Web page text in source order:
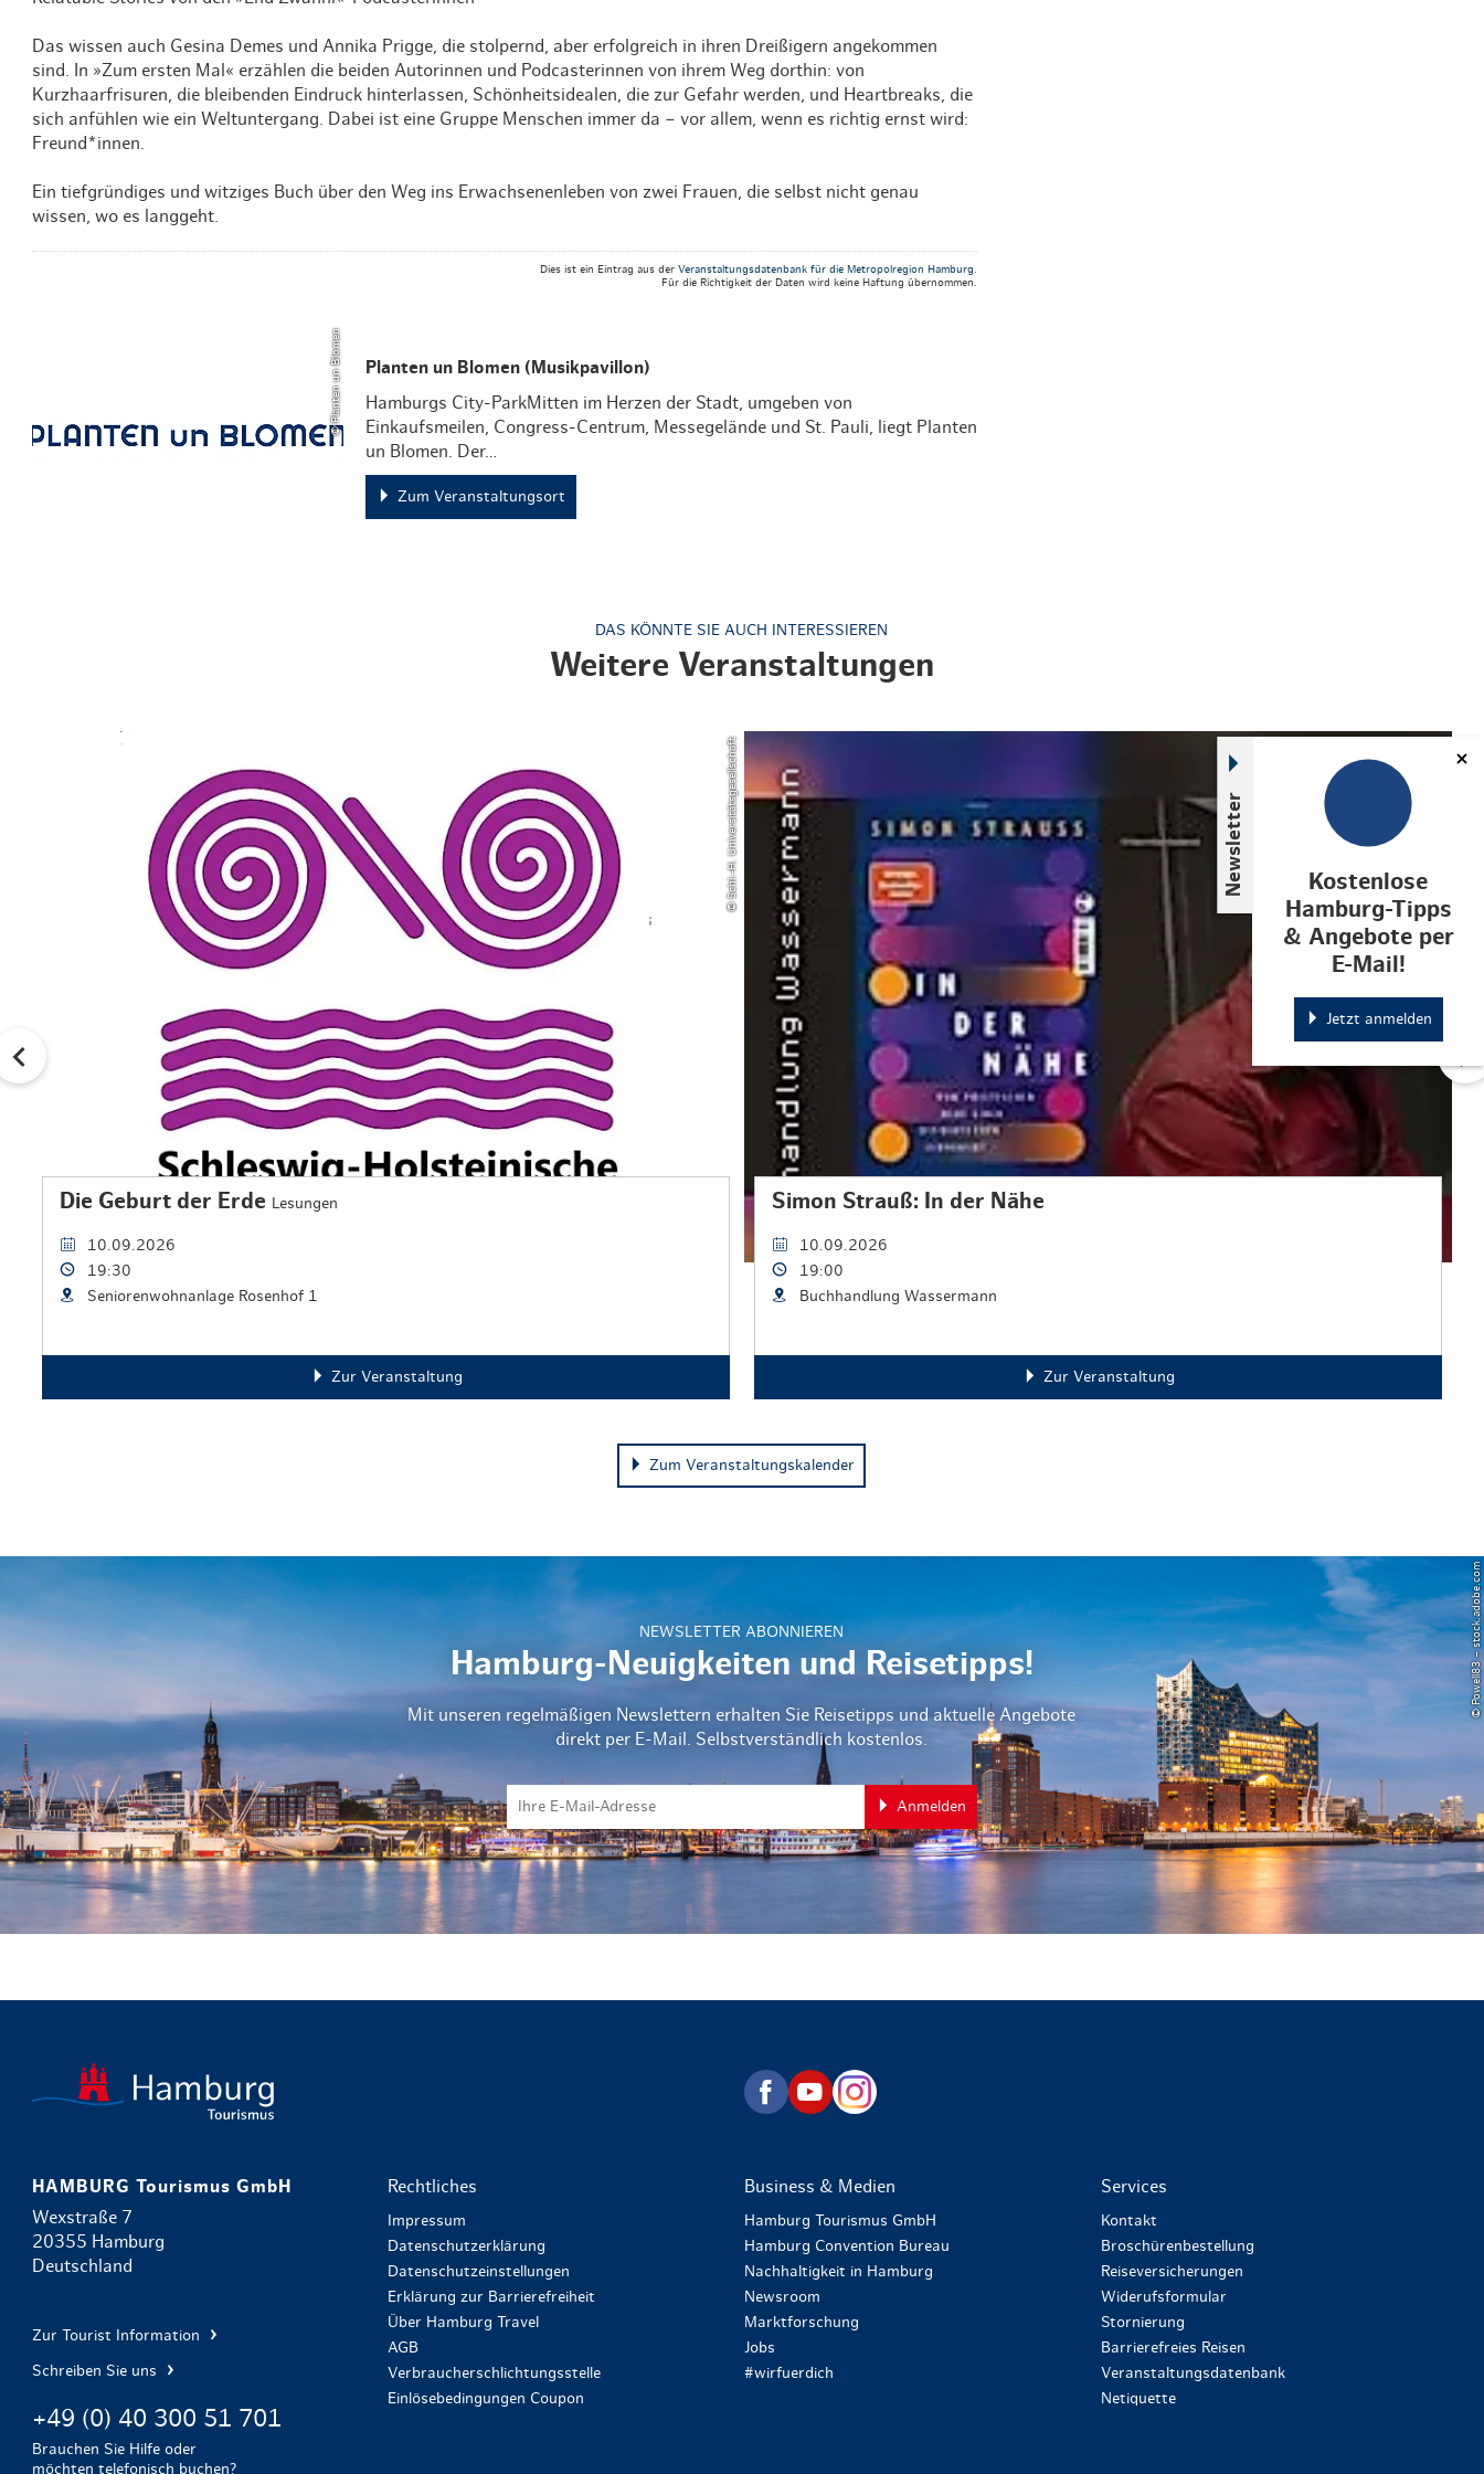
Weihnachten mit Bibi & Tina
Newsletter
Kostenlose
Hamburg-Tipps
& Angebote per
E-Mail!
Jetzt anmelden
Das wissen auch Gesina Demes und Annika Prigge, die stolpernd, aber erfolgreich in ihren Dreißigern angekommen
sind. In »Zum ersten Mal« erzählen die beiden Autorinnen und Podcasterinnen von ihrem Weg dorthin: von
Kurzhaarfrisuren, die bleibenden Eindruck hinterlassen, Schönheitsidealen, die zur Gefahr werden, und Heartbreaks, die
sich anfühlen wie ein Weltuntergang. Dabei ist eine Gruppe Menschen immer da – vor allem, wenn es richtig ernst wird:
Freund*innen.
Ein tiefgründiges und witziges Buch über den Weg ins Erwachsenenleben von zwei Frauen, die selbst nicht genau
wissen, wo es langgeht.
Dies ist ein Eintrag aus der Veranstaltungsdatenbank für die Metropolregion Hamburg
Für die Richtigkeit der Daten wird keine Haftung übernommen.
© Planten un Blomen
Planten un Blomen (Musikpavillon)
Hamburgs City-ParkMitten im Herzen der Stadt, umgeben von
Einkaufsmeilen, Congress-Centrum, Messegelände und St. Pauli, liegt Planten
un Blomen. Der…
Zum Veranstaltungsort
DAS KÖNNTE SIE AUCH INTERESSIEREN
Weitere Veranstaltungen
© Schl.-H. Universitätsgesellschaft
Die Geburt der Erde Lesungen
10.09.2026
19:30
Seniorenwohnanlage Rosenhof 1
Zur Veranstaltung
Simon Strauß: In der Nähe
10.09.2026
19:00
Buchhandlung Wassermann
Zur Veranstaltung
Zum Veranstaltungskalender
NEWSLETTER ABONNIEREN
Hamburg-Neuigkeiten und Reisetipps!
Mit unseren regelmäßigen Newslettern erhalten Sie Reisetipps und aktuelle Angebote
direkt per E-Mail. Selbstverständlich kostenlos.
Anmelden
© Powell83 – stock.adobe.com
zurück zur Startseite
HAMBURG Tourismus GmbH
Wexstraße 7
20355 Hamburg
Deutschland
Zur Tourist Information
Schreiben Sie uns
+49 (0) 40 300 51 701
Brauchen Sie Hilfe oder
möchten telefonisch buchen?
Rechtliches
Impressum
Datenschutzerklärung
Datenschutzeinstellungen
Erklärung zur Barrierefreiheit
Über Hamburg Travel
AGB
Verbraucherschlichtungsstelle
Einlösebedingungen Coupon
Business & Medien
Hamburg Tourismus GmbH
Hamburg Convention Bureau
Nachhaltigkeit in Hamburg
Newsroom
Marktforschung
Jobs
#wirfuerdich
Services
Kontakt
Broschürenbestellung
Reiseversicherungen
Widerufsformular
Stornierung
Barrierefreies Reisen
Veranstaltungsdatenbank
Netiquette